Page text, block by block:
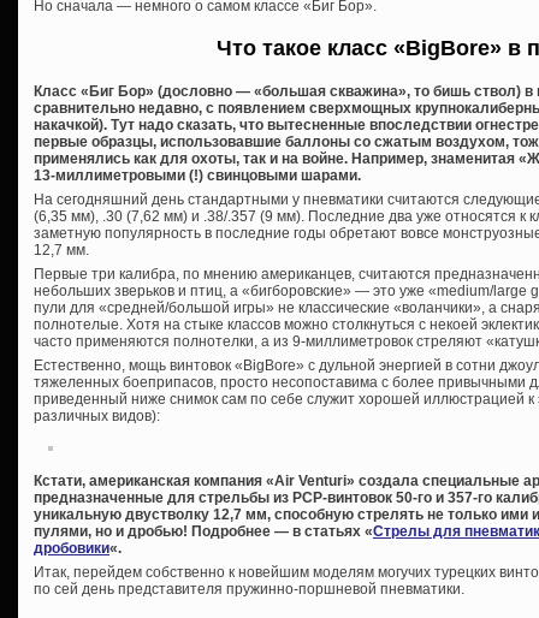
Но сначала — немного о самом классе «Биг Бор».
Что такое класс «BigBore» в
Класс «Биг Бор» (дословно — «большая скважина», то бишь ствол) в
сравнительно недавно, с появлением сверхмощных
накачкой). Тут надо сказать, что вытесненные впоследствии
первые образцы, использовавшие баллоны со сжатым воздухом,
применялись как для охоты, так и на войне. Например, знаменитая
13-миллиметровыми (!) свинцовыми шарами.
На сегодняшний день стандартными у пневматики считаются
(6,35 мм), .30 (7,62 мм) и .38/.357 (9 мм). Последние два уже относятся к
заметную популярность в последние годы обретают вовсе
12,7 мм.
Первые три калибра, по мнению американцев, считаются
небольших зверьков и птиц, а «бигборовские» — это уже «medium/
пули для «средней/большой игры» не классические «воланчики», а
полнотелые. Хотя на стыке классов можно столкнуться с некоей
часто применяются полнотелки, а из 9-миллиметровок стреляют
Естественно, мощь винтовок «BigBore» с дульной энергией в сотни
тяжеленных боеприпасов, просто несопоставима с более привычными
приведенный ниже снимок сам по себе служит хорошей иллюстрацией
различных видов):
Кстати, американская компания «Air Venturi» создала специальные
предназначенные для стрельбы из PCP-винтовок 50-го и 357-го
уникальную двустволку 12,7 мм, способную стрелять не только ими
пулями, но и дробью! Подробнее — в статьях «Стрелы для
дробовики«.
Итак, перейдем собственно к новейшим моделям могучих турецких
по сей день представителя пружинно-поршневой пневматики.